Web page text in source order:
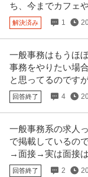
ち、今までカフェ
解決済み 1
一般事務はもうほ
事務をやりたい場
と思ってるのです
回答終了 4
一般事務系の求人
で掲載しているの
→面接→実は面接
回答終了 2